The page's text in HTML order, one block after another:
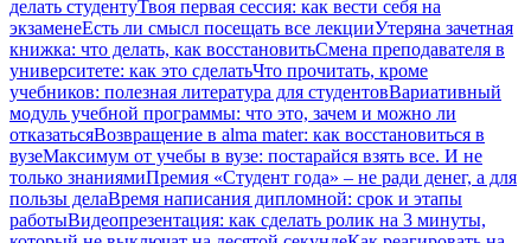
делать студентуТвоя первая сессия: как вести себя на
экзаменеЕсть ли смысл посещать все лекцииУтеряна зачетная
книжка: что делать, как восстановитьСмена преподавателя в
университете: как это сделатьЧто прочитать, кроме
учебников: полезная литература для студентовВариативный
модуль учебной программы: что это, зачем и можно ли
отказатьсяВозвращение в alma mater: как восстановиться в
вузеМаксимум от учебы в вузе: постарайся взять все. И не
только знаниямиПремия «Студент года» – не ради денег, а для
пользы делаВремя написания дипломной: срок и этапы
работыВидеопрезентация: как сделать ролик на 3 минуты,